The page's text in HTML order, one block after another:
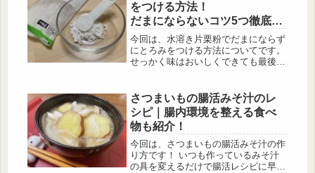
をつける方法！
だまにならないコツ5つ徹底解
説
今回は、水溶き片栗粉でだまにならず
にとろみをつける方法についてです。
せっかく味はおいしくできても最後の
なぜとろみがつくのかなど解説しま
す。
さつまいもの腸活みそ汁のレ
シピ｜腸内環境を整える食べ
物も紹介！
今回は、さつまいもの腸活みそ汁の作
り方です！ いつも作っているみそ汁
の具を変えるだけで腸活レシピに早変